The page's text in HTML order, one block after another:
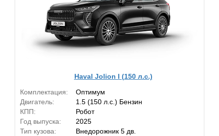
Haval Jolion I (150 л.с.)
Комплектация:
Оптимум
Двигатель:
1.5 (150 л.с.) Бензин
КПП:
Робот
Год выпуска:
2025
Тип кузова:
Внедорожник 5 дв.